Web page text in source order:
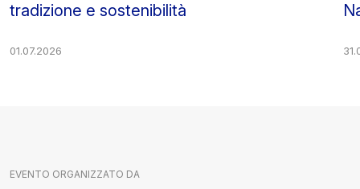
tradizione e sostenibilità
01.07.2026
EVENTO ORGANIZZATO DA